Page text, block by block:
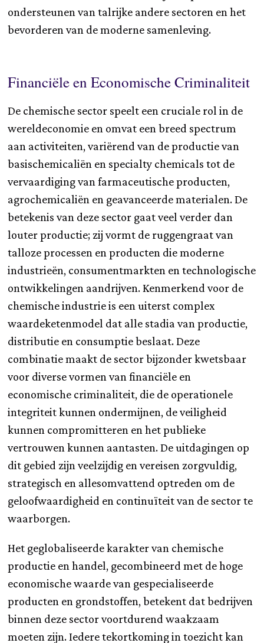
ondersteunen van talrijke andere sectoren en het
bevorderen van de moderne samenleving.
Financiële en Economische Criminaliteit
De chemische sector speelt een cruciale rol in de
wereldeconomie en omvat een breed spectrum
aan activiteiten, variërend van de productie van
basischemicaliën en specialty chemicals tot de
vervaardiging van farmaceutische producten,
agrochemicaliën en geavanceerde materialen. De
betekenis van deze sector gaat veel verder dan
louter productie; zij vormt de ruggengraat van
talloze processen en producten die moderne
industrieën, consumentmarkten en technologische
ontwikkelingen aandrijven. Kenmerkend voor de
chemische industrie is een uiterst complex
waardeketenmodel dat alle stadia van productie,
distributie en consumptie beslaat. Deze
combinatie maakt de sector bijzonder kwetsbaar
voor diverse vormen van financiële en
economische criminaliteit, die de operationele
integriteit kunnen ondermijnen, de veiligheid
kunnen compromitteren en het publieke
vertrouwen kunnen aantasten. De uitdagingen op
dit gebied zijn veelzijdig en vereisen zorgvuldig,
strategisch en allesomvattend optreden om de
geloofwaardigheid en continuïteit van de sector te
waarborgen.
Het geglobaliseerde karakter van chemische
productie en handel, gecombineerd met de hoge
economische waarde van gespecialiseerde
producten en grondstoffen, betekent dat bedrijven
binnen deze sector voortdurend waakzaam
moeten zijn. Iedere tekortkoming in toezicht kan